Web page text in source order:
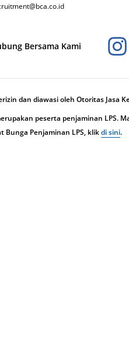
Bersama Kami
dan diawasi oleh Otoritas Jasa
peserta penjaminan LPS.
Bunga Penjaminan LPS, klikdi sini.